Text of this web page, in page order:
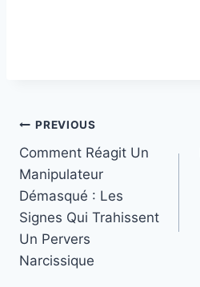
Post
navigation
PREVIOUS
Comment Réagit Un
Manipulateur
Démasqué : Les
Signes Qui Trahissent
Un Pervers
Narcissique